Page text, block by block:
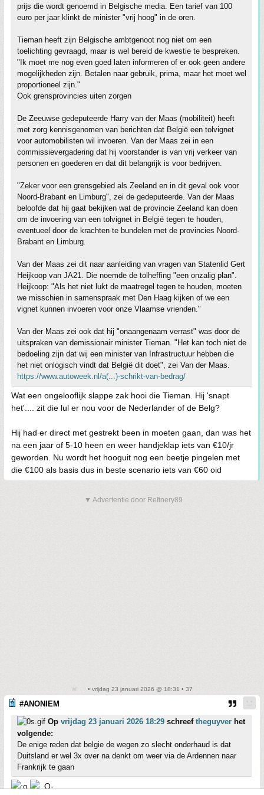
prijs die wordt genoemd in Belgische media. Een tarief van 100
euro per jaar klinkt de minister "vrij hoog" in de oren.
Tieman heeft zijn Belgische ambtgenoot nog niet om een
toelichting gevraagd, maar is wel bereid de kwestie te bespreken.
"Ik moet me nog even goed laten informeren of er ook geen andere
mogelijkheden zijn. Betalen naar gebruik, prima, maar het moet wel
proportioneel zijn."
Ook grensprovincies uiten zorgen
De Zeeuwse gedeputeerde Harry van der Maas (mobiliteit) heeft
met zorg kennisgenomen van berichten dat België een tolvignet
voor automobilisten wil invoeren. Van der Maas zei in een
commissievergadering dat hij voorstander is van vrij verkeer van
personen en goederen en dat dit belangrijk is voor bedrijven.
"Zeker voor een grensgebied als Zeeland en in dit geval ook voor
Noord-Brabant en Limburg", zei de gedeputeerde. Van der Maas
beloofde dat hij gaat bekijken wat de provincie Zeeland kan doen
om de invoering van een tolvignet in België tegen te houden,
eventueel door de krachten te bundelen met de provincies Noord-
Brabant en Limburg.
Van der Maas zei dit naar aanleiding van vragen van Statenlid Gert
Heijkoop van JA21. Die noemde de tolheffing "een onzalig plan".
Heijkoop: "Als het niet lukt de maatregel tegen te houden, moeten
we misschien in samenspraak met Den Haag kijken of we een
vignet kunnen invoeren voor onze Vlaamse vrienden."
Van der Maas zei ook dat hij "onaangenaam verrast" was door de
uitspraken van demissionair minister Tieman. "Het kan toch niet de
bedoeling zijn dat wij een minister van Infrastructuur hebben die
het niet onlogisch vindt dat België dit doet", zei Van der Maas.
https://www.autoweek.nl/a(...)-schrikt-van-bedrag/
Wat een ongelooflijk slappe zak hooi die Tieman. Hij 'snapt
het'.... zit die lul er nou voor de Nederlander of de Belg?
Hij had er direct met gestrekt been in moeten gaan, dan was het
na een jaar of 5-10 heen en weer handjeklap iets van €10/jr
geworden. Nu wordt het hooguit nog een beetje pingelen met
die €100 als basis dus in beste scenario iets van €60 oid
▼ Advertentie door Refinery89
• vrijdag 23 januari 2026 @ 18:31 • 37
#ANONIEM
Op vrijdag 23 januari 2026 18:29 schreef theguyver het
volgende:
De enige reden dat belgie de wegen zo slecht onderhaud is dat
Duitsland er wel 3x over na denkt om weer via de Ardennen naar
Frankrijk te gaan